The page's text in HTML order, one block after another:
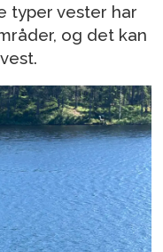
typer vester har
og det kan